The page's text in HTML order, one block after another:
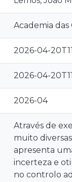
Academia das
2026-04-
2026-04-
2026-04
Através de
muito
apresenta
incerteza e
no controlo